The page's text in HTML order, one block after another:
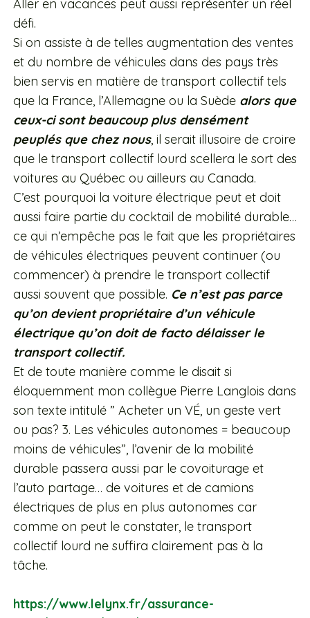
Aller en vacances peut aussi représenter un réel
défi.
Si on assiste à de telles augmentation des ventes
et du nombre de véhicules dans des pays très
bien servis en matière de transport collectif tels
que la France, l’Allemagne ou la Suède alors que
ceux-ci sont beaucoup plus densément
peuplés que chez nous, il serait illusoire de croire
que le transport collectif lourd scellera le sort des
voitures au Québec ou ailleurs au Canada.
C’est pourquoi la voiture électrique peut et doit
aussi faire partie du cocktail de mobilité durable…
ce qui n’empêche pas le fait que les propriétaires
de véhicules électriques peuvent continuer (ou
commencer) à prendre le transport collectif
aussi souvent que possible. Ce n’est pas parce
qu’on devient propriétaire d’un véhicule
électrique qu’on doit de facto délaisser le
transport collectif.
Et de toute manière comme le disait si
éloquemment mon collègue Pierre Langlois dans
son texte intitulé ” Acheter un VÉ, un geste vert
ou pas? 3. Les véhicules autonomes = beaucoup
moins de véhicules”, l’avenir de la mobilité
durable passera aussi par le covoiturage et
l’auto partage… de voitures et de camions
électriques de plus en plus autonomes car
comme on peut le constater, le transport
collectif lourd ne suffira clairement pas à la
tâche.
https://www.lelynx.fr/assurance-